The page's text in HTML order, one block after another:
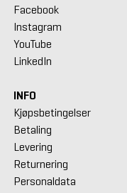
Facebook
Instagram
YouTube
LinkedIn
INFO
Kjøpsbetingelser
Betaling
Levering
Returnering
Personaldata